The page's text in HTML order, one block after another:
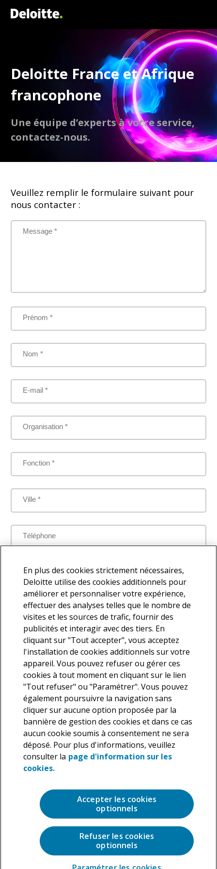
Deloitte France et Afrique
francophone
Une équipe d’experts à votre service,
contactez-nous.
Veuillez remplir le formulaire suivant pour
nous contacter :
Message *
Prénom *
Nom *
E-mail *
Organisation *
Fonction *
Ville *
Téléphone
par Deloitte aux fins de répondre à la présente demande
Je souhaite faire partie de la base de contacts Deloitte afin de
recevoir d'autres communications en lien avec l'actualité et les
services offerts par Deloitte
Nous vous informons que Deloitte traite vos données
personnelles en tant que responsable de traitement dans le but
de répondre à votre demande. En application de la législation en
vigueur, vous disposez d’un droit d’accès, de rectification et de
suppression des données personnelles vous concernant ainsi
que la possibilité de vous opposer au traitement de ces données,
que vous pouvez exercer à tout moment. Pour plus de précisions
personnelles, veuillez consulter notreCharte de protection des
données personnelles.
En plus des cookies strictement nécessaires,
Deloitte utilise des cookies additionnels pour
améliorer et personnaliser votre expérience,
effectuer des analyses telles que le nombre de
visites et les sources de trafic, fournir des
publicités et interagir avec des tiers. En
cliquant sur "Tout accepter", vous acceptez
l'installation de cookies additionnels sur votre
appareil. Vous pouvez refuser ou gérer ces
cookies à tout moment en cliquant sur le lien
"Tout refuser" ou "Paramétrer". Vous pouvez
également poursuivre la navigation sans
cliquer sur aucune option proposée par la
bannière de gestion des cookies et dans ce cas
aucun cookie soumis à consentement ne sera
déposé. Pour plus d'informations, veuillez
consulter la page d'information sur les
cookies.
Refuser les cookies
optionnels
Accepter les cookies
optionnels